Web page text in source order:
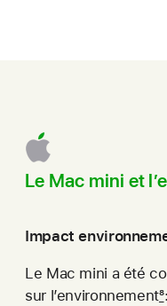
Le Mac mini et
Impact
Le Mac mini a été
sur l’environ­nement8: